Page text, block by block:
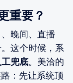
重要？
晚间、直播
这个时候，系
兜底。美洽的
：先让系统顶